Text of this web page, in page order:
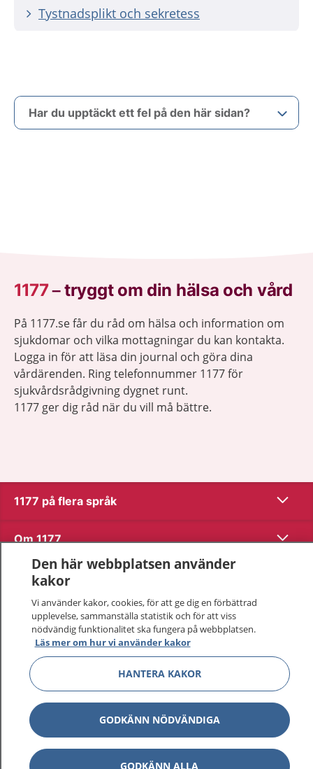
Tystnadsplikt och sekretess
Har du upptäckt ett fel på den här sidan?
1177–tryggt om din hälsa och vård
På 1177.se får du råd om hälsa och information om
sjukdomar och vilka mottagningar du kan kontakta.
Logga in för att läsa din journal och göra dina
vårdärenden. Ring telefonnummer 1177 för
sjukvårdsrådgivning dygnet runt.
1177 ger dig råd när du vill må bättre.
1177 på flera språk Visa
Om 1177 Visa
Kontakt
Behandling av personuppgifter
Hantering av kakor
Inställningar för kakor
1177 – en tjänst frånInera.
Den här webbplatsen använder
kakor
Vi använder kakor, cookies, för att ge dig en förbättrad
upplevelse, sammanställa statistik och för att viss
nödvändig funktionalitet ska fungera på webbplatsen.
Läs mer om hur vi använder kakor
HANTERA KAKOR
GODKÄNN NÖDVÄNDIGA
GODKÄNN ALLA